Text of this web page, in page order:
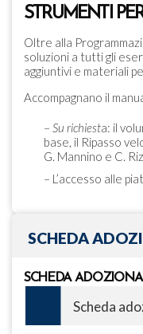
STRUMENTI
Oltre alla
soluzioni a tutti gli
aggiuntivi e materiali
Accompagnano il
– Su richiesta: il
base, il Ripasso
G. Mannino e C.
– L’accesso alle
SCHEDA
SCHEDA
Scheda